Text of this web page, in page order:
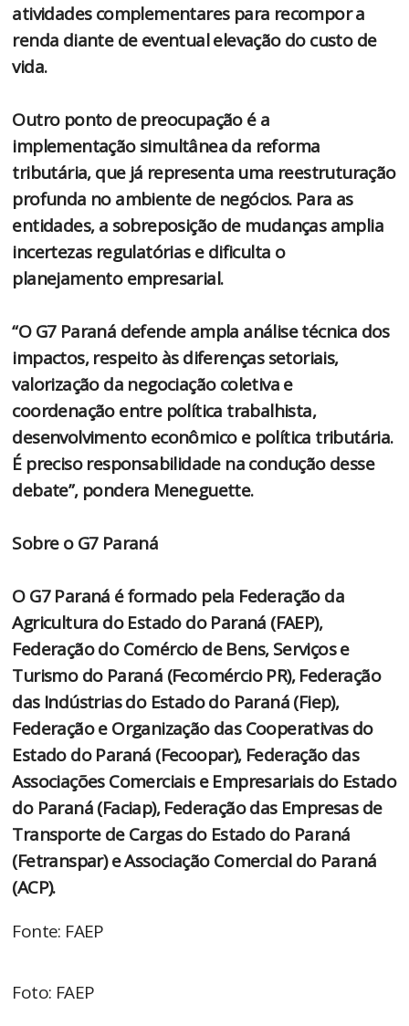
atividades complementares para recompor a
renda diante de eventual elevação do custo de
vida.
Outro ponto de preocupação é a
implementação simultânea da reforma
tributária, que já representa uma reestruturação
profunda no ambiente de negócios. Para as
entidades, a sobreposição de mudanças amplia
incertezas regulatórias e dificulta o
planejamento empresarial.
“O G7 Paraná defende ampla análise técnica dos
impactos, respeito às diferenças setoriais,
valorização da negociação coletiva e
coordenação entre política trabalhista,
desenvolvimento econômico e política tributária.
É preciso responsabilidade na condução desse
debate”, pondera Meneguette.
Sobre o G7 Paraná
O G7 Paraná é formado pela Federação da
Agricultura do Estado do Paraná (FAEP),
Federação do Comércio de Bens, Serviços e
Turismo do Paraná (Fecomércio PR), Federação
das Indústrias do Estado do Paraná (Fiep),
Federação e Organização das Cooperativas do
Estado do Paraná (Fecoopar), Federação das
Associações Comerciais e Empresariais do Estado
do Paraná (Faciap), Federação das Empresas de
Transporte de Cargas do Estado do Paraná
(Fetranspar) e Associação Comercial do Paraná
(ACP).
Fonte: FAEP
Foto: FAEP